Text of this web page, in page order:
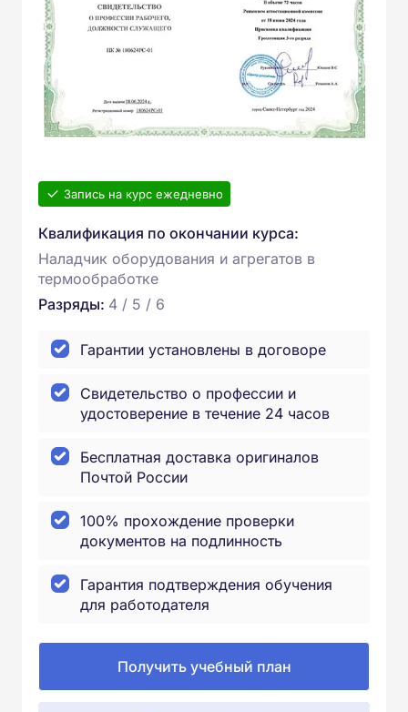
Запись на курс ежедневно
Квалификация по окончании курса:
Наладчик оборудования и агрегатов в
термообработке
Разряды: 4 / 5 / 6
Гарантии установлены в договоре
Свидетельство о профессии и
удостоверение в течение 24 часов
Бесплатная доставка оригиналов
Почтой России
100% прохождение проверки
документов на подлинность
Гарантия подтверждения обучения
для работодателя
Получить учебный план